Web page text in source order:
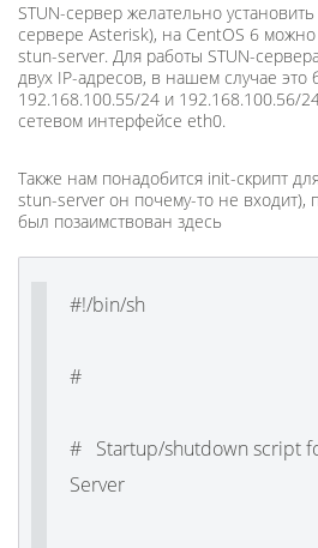
STUN-сервер желательно
сервере Asterisk), на CentOS 6 можно
stun-server. Для работы STUN-
двух IP-адресов, в нашем случае это
192.168.100.55/24 и 192.168.100.56/
сетевом интерфейсе eth0.
Также нам понадобится init-скрипт
stun-server он почему-то не входит),
был позаимствован здесь
#!/bin/sh
#
# Startup/shutdown script
Server